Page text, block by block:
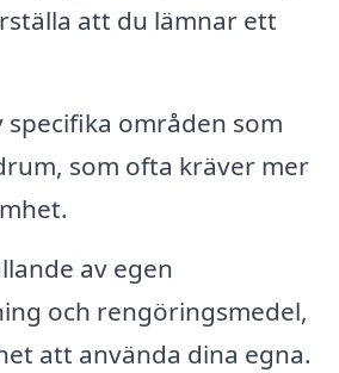
att du lämnar ett
specifika områden som
som ofta kräver mer
av egen
och rengöringsmedel,
att använda dina egna.